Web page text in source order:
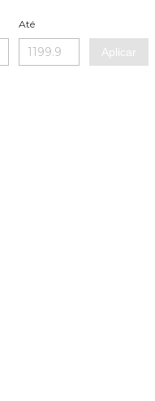
Até
Aplicar